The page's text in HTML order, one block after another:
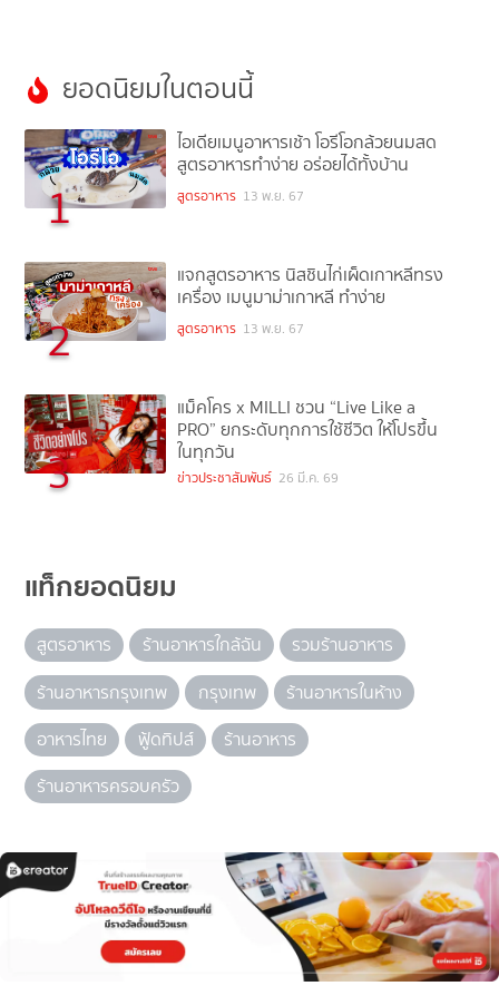
ยอดนิยมในตอนนี้
1
ไอเดียเมนูอาหารเช้า โอรีโอกล้วยนมสด
สูตรอาหารทำง่าย อร่อยได้ทั้งบ้าน
สูตรอาหาร 13 พ.ย. 67
2
แจกสูตรอาหาร นิสชินไก่เผ็ดเกาหลีทรง
เครื่อง เมนูมาม่าเกาหลี ทำง่าย
สูตรอาหาร 13 พ.ย. 67
3
แม็คโคร x MILLI ชวน “Live Like a
PRO” ยกระดับทุกการใช้ชีวิต ให้โปรขึ้น
ในทุกวัน
ข่าวประชาสัมพันธ์ 26 มี.ค. 69
แท็กยอดนิยม
สูตรอาหาร ร้านอาหารใกล้ฉัน
รวมร้านอาหาร
ร้านอาหารกรุงเทพ
กรุงเทพ
ร้านอาหารในห้าง
อาหารไทย
ฟู้ดทิปส์
ร้านอาหาร
ร้านอาหารครอบครัว